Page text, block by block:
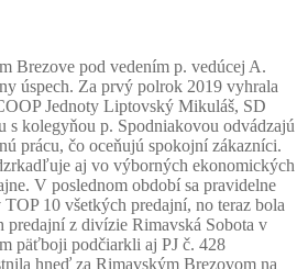
pod vedením p. vedúcej A.
úspech. Za prvý polrok 2019 vyhrala
Jednoty Liptovský Mikuláš, SD
s kolegyňou p. Spodniakovou odvádzajú
prácu, čo oceňujú spokojní zákazníci.
aj vo výborných ekonomických
V poslednom období sa pravidelne
10 všetkých predajní, no teraz bola
predajní z divízie Rimavská Sobota v
päťboji podčiarkli aj PJ č. 428
hneď za Rimavským Brezovom na